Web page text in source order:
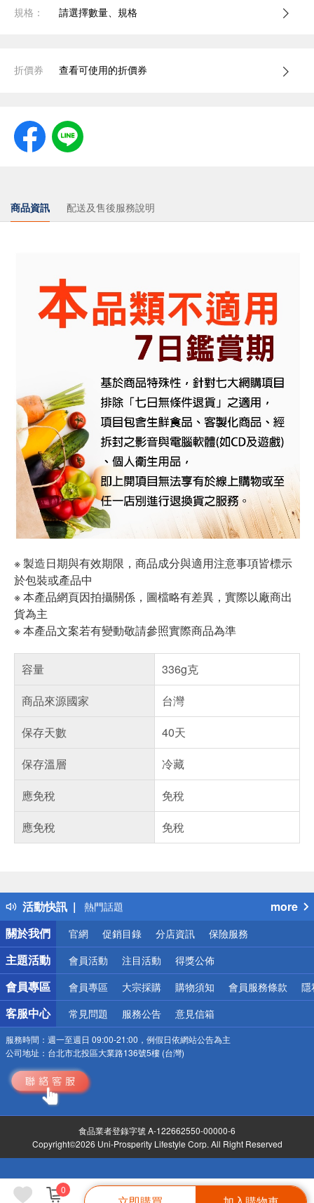
0
規格： 請選擇數量、規格
折價券 查看可使用的折價券
商品資訊 配送及售後服務說明
※ 製造日期與有效期限，商品成分與適用注意事項皆標示
於包裝或產品中
※ 本產品網頁因拍攝關係，圖檔略有差異，實際以廠商出
貨為主
※ 本產品文案若有變動敬請參照實際商品為準
容量
336g克
商品來源國家
台灣
保存天數
40天
保存溫層
冷藏
應免稅
免稅
應免稅
免稅
活動快訊
得獎公告
熱門話題
銀行優惠
偏遠地區配送
詐騙網頁！請小心！
more
關於我們
官網 促銷目錄 分店資訊 保險服務
主題活動 會員活動 注目活動 得獎公佈
會員專區 會員專區 大宗採購 購物須知 會員服務條款 隱
客服中心 常見問題 服務公告 意見信箱
服務時間： 週一至週日 09:00-21:00，例假日依網站公告為主
公司地址： 台北市北投區大業路136號5樓 (台灣)
食品業者登錄字號 A-122662550-00000-6
Copyright©2026 Uni-Prosperity Lifestyle Corp. All Right Reserved